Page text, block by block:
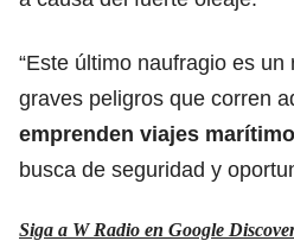
“Este último naufragio es
graves peligros que corren
emprenden viajes
busca de seguridad y
Siga a W Radio en Google